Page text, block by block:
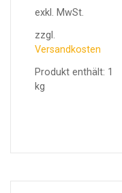
exkl. MwSt.
zzgl.
Versandkosten
Produkt enthält: 1
kg